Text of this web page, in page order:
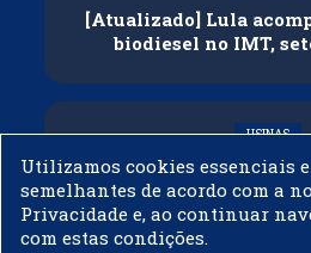
[Atualizado] Lula
biodiesel no IMT,
USINAS
Governo adia reunião
etanol na
Utilizamos cookies essenciais
semelhantes de acordo com a
Privacidade e, ao continuar
com estas condições.